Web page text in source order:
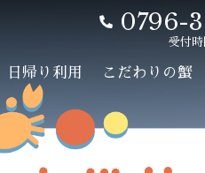
0796-
受付
日帰り利用 こだわりの蟹